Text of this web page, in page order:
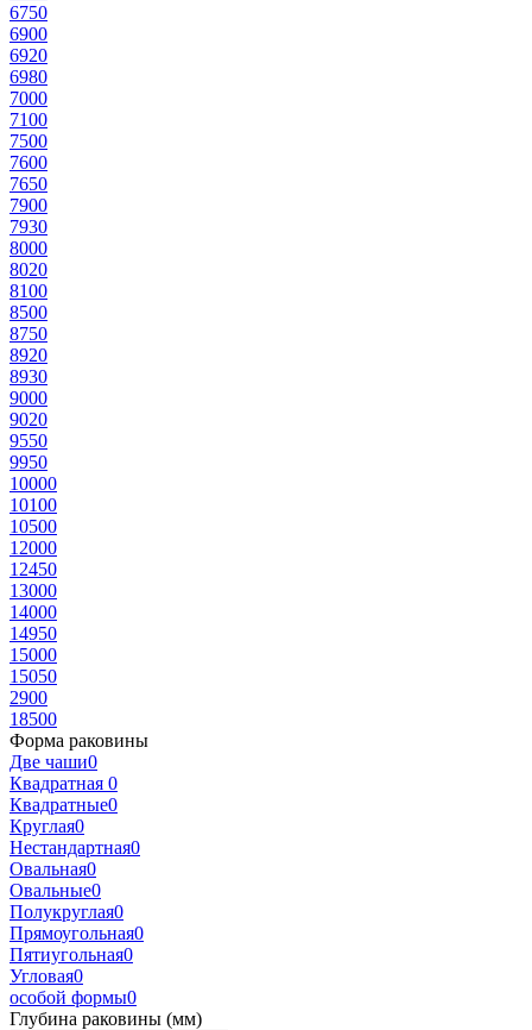
6750
6900
6920
6980
7000
7100
7500
7600
7650
7900
7930
8000
8020
8100
8500
8750
8920
8930
9000
9020
9550
9950
10000
10100
10500
12000
12450
13000
14000
14950
15000
15050
2900
18500
Форма раковины
Две чаши0
Квадратная 0
Квадратные0
Круглая0
Нестандартная0
Овальная0
Овальные0
Полукруглая0
Прямоугольная0
Пятиугольная0
Угловая0
особой формы0
Глубина раковины (мм)